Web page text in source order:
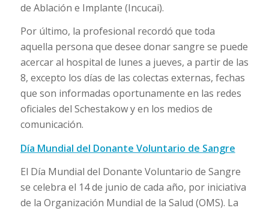
de Ablación e Implante (Incucai).
Por último, la profesional recordó que toda
aquella persona que desee donar sangre se puede
acercar al hospital de lunes a jueves, a partir de las
8, excepto los días de las colectas externas, fechas
que son informadas oportunamente en las redes
oficiales del Schestakow y en los medios de
comunicación.
Día Mundial del Donante Voluntario de Sangre
El Día Mundial del Donante Voluntario de Sangre
se celebra el 14 de junio de cada año, por iniciativa
de la Organización Mundial de la Salud (OMS). La